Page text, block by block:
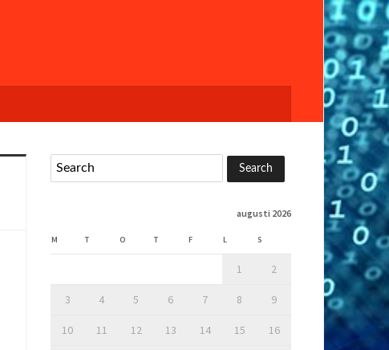
augusti 2026
M T O T F L S
1 2
3 4 5 6 7 8 9
10 11 12 13 14 15 16